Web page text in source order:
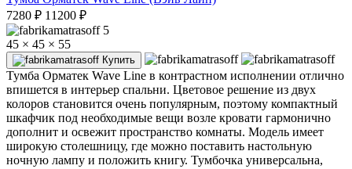
7280 ₽ 11200 ₽
5
45 × 45 × 55
Купить
Тумба Орматек Wave Line в контрастном исполнении отлично
впишется в интерьер спальни. Цветовое решение из двух
колоров становится очень популярным, поэтому компактный
шкафчик под необходимые вещи возле кровати гармонично
дополнит и освежит пространство комнаты. Модель имеет
широкую столешницу, где можно поставить настольную
ночную лампу и положить книгу. Тумбочка универсальна,